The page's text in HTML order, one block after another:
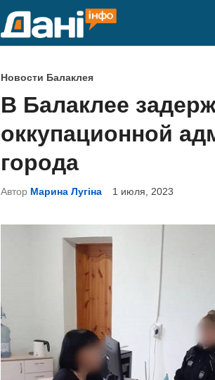
О
п
у
б
л
и
к
в
Новости Балаклея
В Балаклее
оккупационной
города
Автор Марина Лугіна 1 июля, 2023